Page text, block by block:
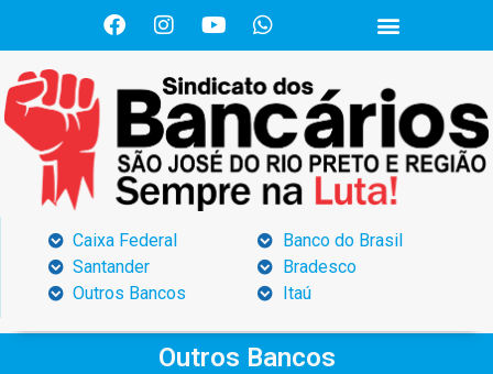
Caixa Federal
Santander
Outros Bancos
Banco do Brasil
Bradesco
Itaú
Outros Bancos